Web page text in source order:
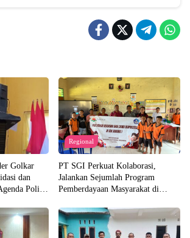
Golkar
dan
Politik
Regional
PT SGI Perkuat Kolaborasi,
Jalankan Sejumlah Program
Pemberdayaan Masyarakat di